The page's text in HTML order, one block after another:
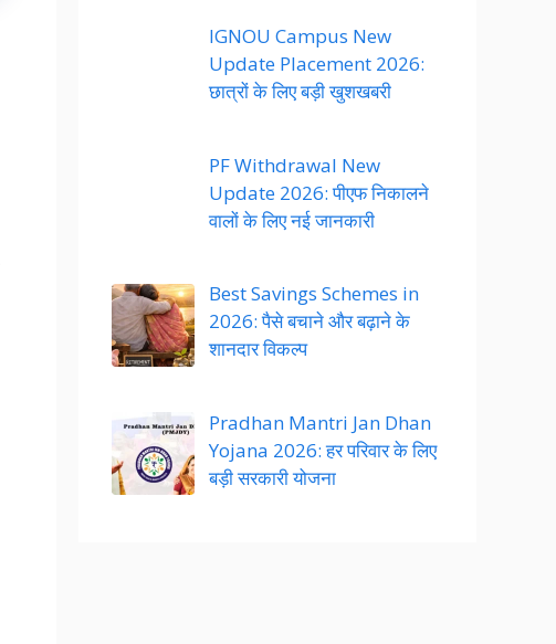
IGNOU Campus New
Update Placement 2026:
छात्रों के लिए बड़ी खुशखबरी
PF Withdrawal New
Update 2026: पीएफ निकालने
वालों के लिए नई जानकारी
Best Savings Schemes in
2026: पैसे बचाने और बढ़ाने के
शानदार विकल्प
Pradhan Mantri Jan Dhan
Yojana 2026: हर परिवार के लिए
बड़ी सरकारी योजना